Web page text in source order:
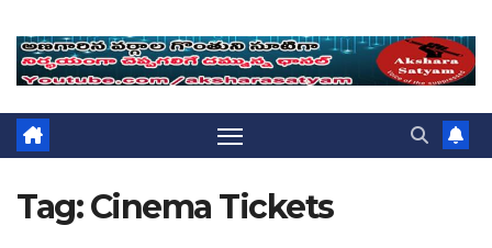
Tag:Cinema Tickets